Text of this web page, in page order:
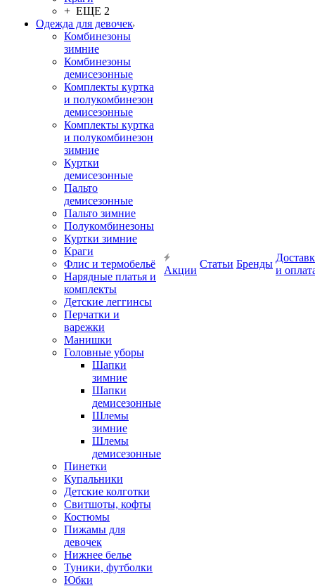
+ ЕЩЕ 2
Одежда для девочек
Комбинезоны
зимние
Комбинезоны
демисезонные
Комплекты куртка
и полукомбинезон
демисезонные
Комплекты куртка
и полукомбинезон
зимние
Куртки
демисезонные
Пальто
демисезонные
Пальто зимние
Полукомбинезоны
Куртки зимние
Краги
Флис и термобельё
Нарядные платья и
комплекты
Детские леггинсы
Перчатки и
варежки
Манишки
Головные уборы
Шапки
зимние
Шапки
демисезонные
Шлемы
зимние
Шлемы
демисезонные
Пинетки
Купальники
Детские колготки
Свитшоты, кофты
Костюмы
Пижамы для
девочек
Нижнее белье
Туники, футболки
Юбки
Акции
Статьи Бренды
и